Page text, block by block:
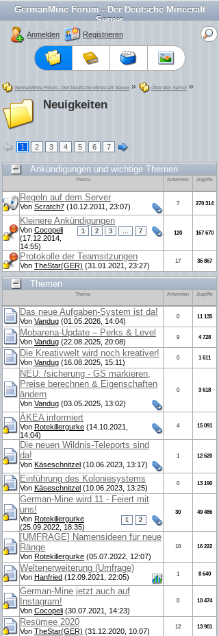
GermanMine Forum - Der Deutsche Minecraft
Server
Anmelden Registrieren
GermanMine Forum - Der Deutsche Minecraft Server» Über den Server»
Neuigkeiten
1 2 3 4 5 6 7
Ankündigungen und wichtige Themen
Thema Antworten Zugriffe
Regeln auf dem Server
Von Scratch7 (10.12.2011, 23:07) 7 270 314
Kleinere Ankündigungen
1 2 3 7
Von Cocopeli
(17.12.2014,
14:55)
120 167 670
Protokolle der Teamsitzungen
Von TheStar(GER) (31.01.2021, 23:27)
17 36 867
Themen
Thema Antworten Zugriffe
Das neue Aufgaben-System ist da!
Von Vandug (01.05.2026, 14:04)
0 11 135
Mobarena-Update – Perks & Level
Von Vandug (22.08.2025, 20:08)
9 4 728
Die Kreativwelt wird noch kreativer!
Von Vandug (16.08.2025, 15:11)
0 1 611
NEU: /sicherung - GS markieren,
Preise berechnen & Eigenschaften
ändern
Von Vandug (03.05.2025, 13:02)
0 3 618
ÄKEA informiert
Von Rotekillergurke (14.10.2021,
14:04)
4 15 091
Die neuen Wildnis-Teleports sind
da!
Von Käseschnitzel (10.06.2023, 13:17)
1 12 620
Einführung des Koloniesystems
Von Käseschnitzel (10.06.2023, 13:25)
0 13 190
German-Mine wird 11 - Feiert mit
uns!
1 2
Von Rotekillergurke
(25.09.2022, 18:35)
30 49 486
[UMFRAGE] Namensideen für neue
Ränge
Von Rotekillergurke (05.07.2022, 12:07)
10 16 222
Weltenerweiterung (Umfrage)
Von Hanfried (12.09.2021, 22:05) 1 8 640
German-Mine jetzt auch auf
Instagram!
Von Cocopeli (30.07.2021, 14:23)
0 10 474
Resümee 2020
Von TheStar(GER) (31.12.2020, 10:07)
12 13 901